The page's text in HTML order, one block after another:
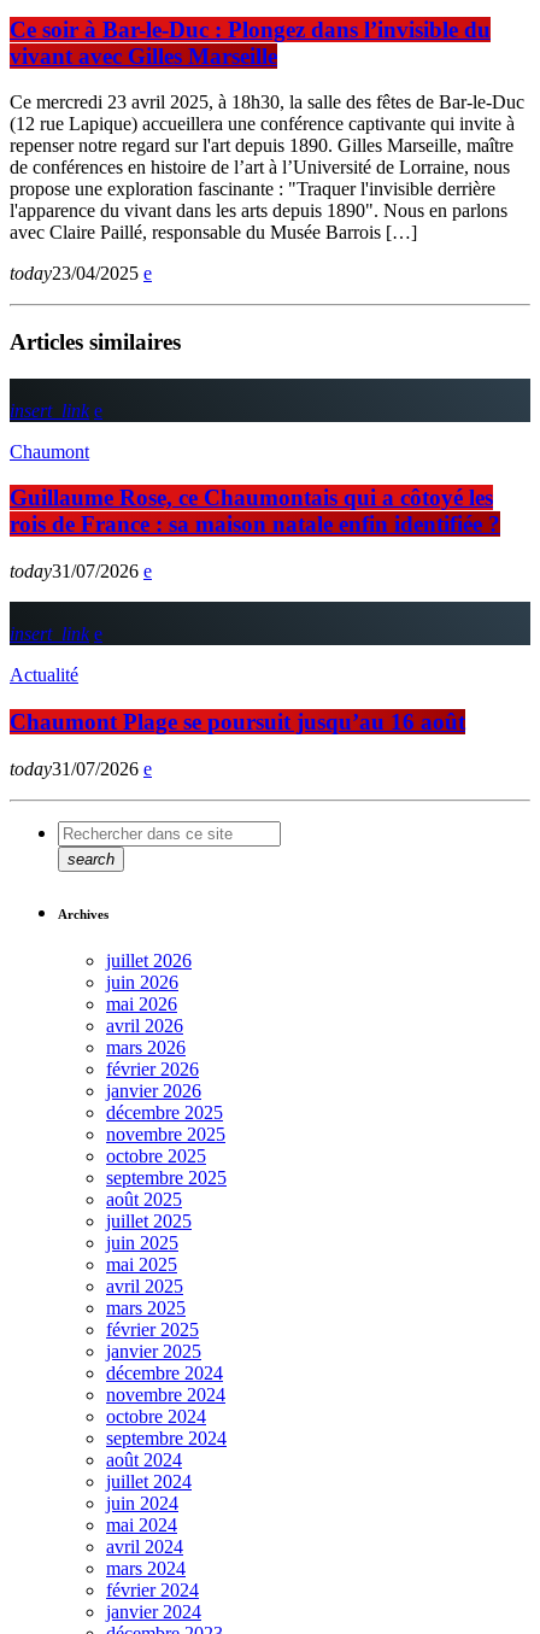
Ce soir à Bar-le-Duc : Plongez dans l’invisible du
vivant avec Gilles Marseille
Ce mercredi 23 avril 2025, à 18h30, la salle des fêtes de Bar-le-Duc
(12 rue Lapique) accueillera une conférence captivante qui invite à
repenser notre regard sur l'art depuis 1890. Gilles Marseille, maître
de conférences en histoire de l’art à l’Université de Lorraine, nous
propose une exploration fascinante : "Traquer l'invisible derrière
l'apparence du vivant dans les arts depuis 1890". Nous en parlons
avec Claire Paillé, responsable du Musée Barrois […]
today23/04/2025
Articles similaires
insert_link
Chaumont
Guillaume Rose, ce Chaumontais qui a côtoyé les
rois de France : sa maison natale enfin identifiée ?
today31/07/2026
insert_link
Actualité
Chaumont Plage se poursuit jusqu’au 16 août
today31/07/2026
search
Archives
juillet 2026
juin 2026
mai 2026
avril 2026
mars 2026
février 2026
janvier 2026
décembre 2025
novembre 2025
octobre 2025
septembre 2025
août 2025
juillet 2025
juin 2025
mai 2025
avril 2025
mars 2025
février 2025
janvier 2025
décembre 2024
novembre 2024
octobre 2024
septembre 2024
août 2024
juillet 2024
juin 2024
mai 2024
avril 2024
mars 2024
février 2024
janvier 2024